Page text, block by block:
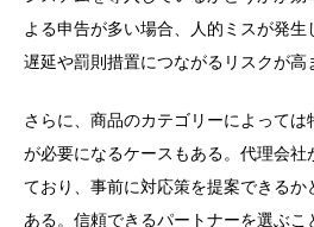
よる申告が多い場合、人的ミスが発
遅延や罰則措置につながるリスクが高
さらに、商品のカテゴリーによって
が必要になるケースもある。代理会社
ており、事前に対応策を提案できる
ある。信頼できるパートナーを選ぶこ